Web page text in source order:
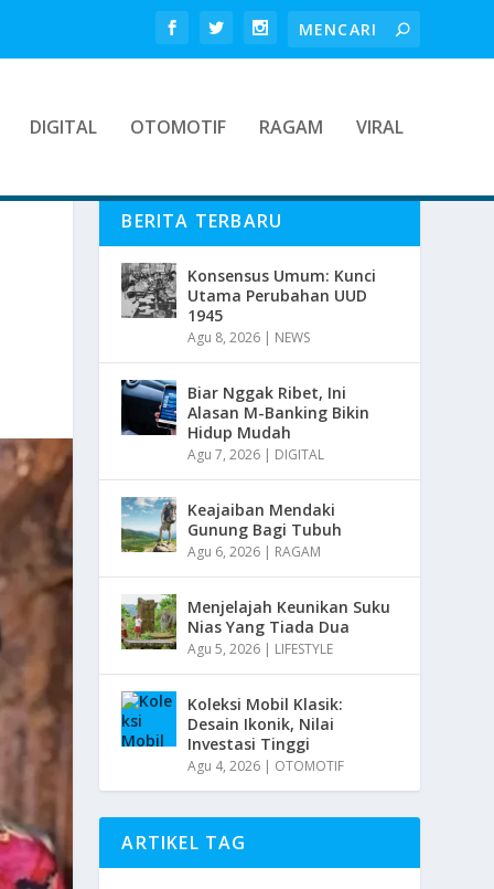
DIGITAL OTOMOTIF RAGAM VIRAL
BERITA TERBARU
Konsensus Umum: Kunci
Utama Perubahan UUD
1945
Agu 8, 2026 | NEWS
Biar Nggak Ribet, Ini
Alasan M-Banking Bikin
Hidup Mudah
Agu 7, 2026 | DIGITAL
Keajaiban Mendaki
Gunung Bagi Tubuh
Agu 6, 2026 | RAGAM
Menjelajah Keunikan Suku
Nias Yang Tiada Dua
Agu 5, 2026 | LIFESTYLE
Koleksi Mobil Klasik:
Desain Ikonik, Nilai
Investasi Tinggi
Agu 4, 2026 | OTOMOTIF
ARTIKEL TAG